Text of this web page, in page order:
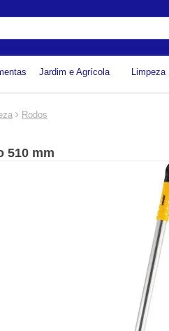
Digite
Jardim e Agrícola Limpeza
Rodos
510 mm